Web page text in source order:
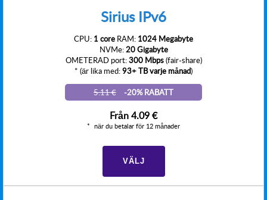
Sirius IPv6
CPU: 1 core RAM: 1024 Megabyte
NVMe:20 Gigabyte
OMETERAD port:300 Mbps(fair-share)
* (är lika med:93+ TB varje månad)
5.11 €
-20% RABATT
Från4.09 €
när du betalar för 12 månader
VÄLJ